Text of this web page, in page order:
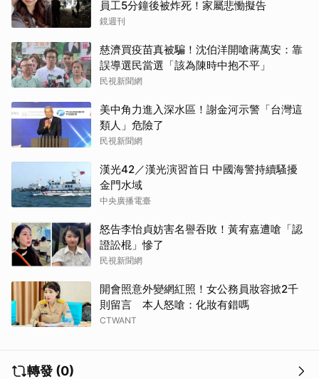
員工5分鐘後被炸死！家屬悲慟擬告
鏡週刊
慈濟買疫苗真被騙！沈伯洋開嗆蔣萬安：靠
誤導選民當選「該為陳時中抱不平」
民視新聞網
美中角力進入深水區！謝金河示警「台灣這
類人」危險了
民視新聞網
漢光42／漢光演習首日 中國海警持續騷擾
金門水域
中央廣播電臺
怒告李怡貞妨害名譽吞敗！黃宥嘉遭嗆「認
證訟棍」慘了
民視新聞網
開會照意外變網紅照！女公務員妝容掀2千
則留言 本人怒嗆：化妝有錯嗎
CTWANT
轉發 (0)